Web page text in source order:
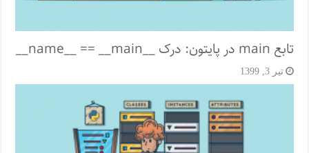
تابع main در پایتون: درک __name__ == __main__
تیر 3, 1399